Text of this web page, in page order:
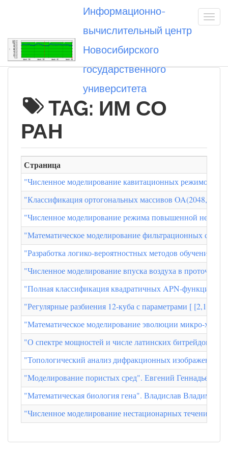
Информационно-
вычислительный центр
Новосибирского
государственного
университета
Вы посетили
TAG: ИМ СО
РАН
Страница
"Численное моделирование кавитационных режимов в
"Классификация ортогональных массивов
"Численное моделирование режима повышенной
"Математическое моделирование фильтрационных
"Разработка логико-вероятностных методов обучения".
"Численное моделирование впуска воздуха в
"Полная классификация квадратичных APN-функций
"Регулярные разбиения 12-куба с параметрами [
"Математическое моделирование эволюции микро-
"О спектре мощностей и числе латинских битрейдов
"Топологический анализ дифракционных
"Моделирование пористых сред". Евгений
"Математическая биология гена". Владислав
"Численное моделирование нестационарных течений